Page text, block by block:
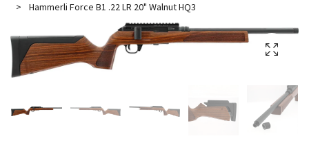
Hammerli Force B1 .22 LR 20" Walnut HQ3